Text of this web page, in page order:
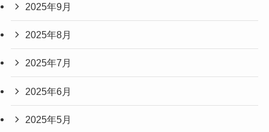
2025年9月
2025年8月
2025年7月
2025年6月
2025年5月